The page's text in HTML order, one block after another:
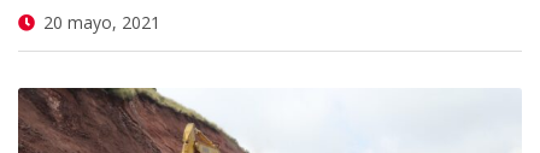
20 mayo, 2021